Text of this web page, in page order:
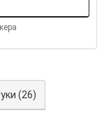
(26)